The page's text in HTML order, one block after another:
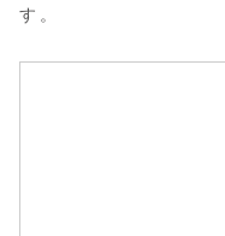
す。